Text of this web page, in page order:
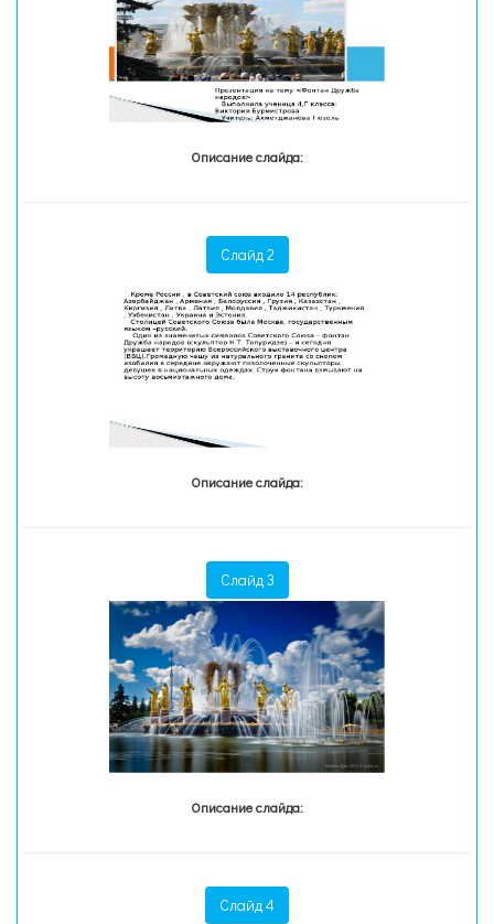
Описание слайда:
Слайд 2
Описание слайда:
Слайд 3
Описание слайда:
Слайд 4